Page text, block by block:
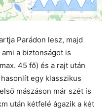
Parádon lesz, majd
a biztonságot is
45 fő) és a rajt után
egy klasszikus
mászáson már szét is
után kétfelé ágazik a két